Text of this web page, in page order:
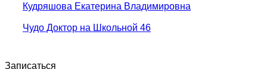
Кудряшова Екатерина Владимировна
Чудо Доктор на Школьной 46
Записаться